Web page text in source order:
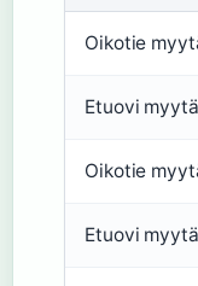
Oikotie
Etuovi
Oikotie
Etuovi